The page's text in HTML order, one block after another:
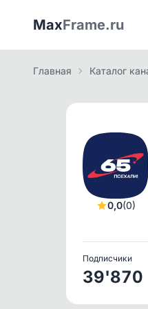
MaxFrame.ru
Главная Каталог
0,0(0)
Подписчики
39'870